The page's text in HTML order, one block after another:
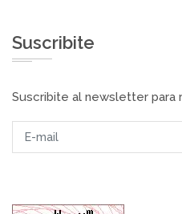
Suscribite
Suscribite al newsletter para